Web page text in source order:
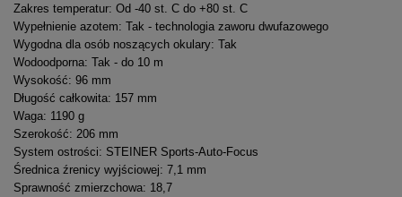
Zakres temperatur: Od -40 st. C do +80 st. C
Wypełnienie azotem: Tak - technologia zaworu dwufazowego
Wygodna dla osób noszących okulary: Tak
Wodoodporna: Tak - do 10 m
Wysokość: 96 mm
Długość całkowita: 157 mm
Waga: 1190 g
Szerokość: 206 mm
System ostrości: STEINER Sports-Auto-Focus
Średnica źrenicy wyjściowej: 7,1 mm
Sprawność zmierzchowa: 18,7